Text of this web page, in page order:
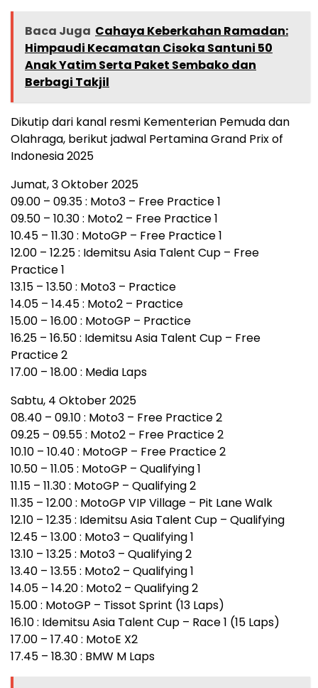
Baca Juga Cahaya Keberkahan Ramadan:
Himpaudi Kecamatan Cisoka Santuni 50
Anak Yatim Serta Paket Sembako dan
Berbagi Takjil
Dikutip dari kanal resmi Kementerian Pemuda dan
Olahraga, berikut jadwal Pertamina Grand Prix of
Indonesia 2025
Jumat, 3 Oktober 2025
09.00 – 09.35 : Moto3 – Free Practice 1
09.50 – 10.30 : Moto2 – Free Practice 1
10.45 – 11.30 : MotoGP – Free Practice 1
12.00 – 12.25 : Idemitsu Asia Talent Cup – Free
Practice 1
13.15 – 13.50 : Moto3 – Practice
14.05 – 14.45 : Moto2 – Practice
15.00 – 16.00 : MotoGP – Practice
16.25 – 16.50 : Idemitsu Asia Talent Cup – Free
Practice 2
17.00 – 18.00 : Media Laps
Sabtu, 4 Oktober 2025
08.40 – 09.10 : Moto3 – Free Practice 2
09.25 – 09.55 : Moto2 – Free Practice 2
10.10 – 10.40 : MotoGP – Free Practice 2
10.50 – 11.05 : MotoGP – Qualifying 1
11.15 – 11.30 : MotoGP – Qualifying 2
11.35 – 12.00 : MotoGP VIP Village – Pit Lane Walk
12.10 – 12.35 : Idemitsu Asia Talent Cup – Qualifying
12.45 – 13.00 : Moto3 – Qualifying 1
13.10 – 13.25 : Moto3 – Qualifying 2
13.40 – 13.55 : Moto2 – Qualifying 1
14.05 – 14.20 : Moto2 – Qualifying 2
15.00 : MotoGP – Tissot Sprint (13 Laps)
16.10 : Idemitsu Asia Talent Cup – Race 1 (15 Laps)
17.00 – 17.40 : MotoE X2
17.45 – 18.30 : BMW M Laps